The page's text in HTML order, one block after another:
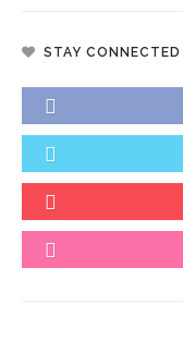
STAY CONNECTED